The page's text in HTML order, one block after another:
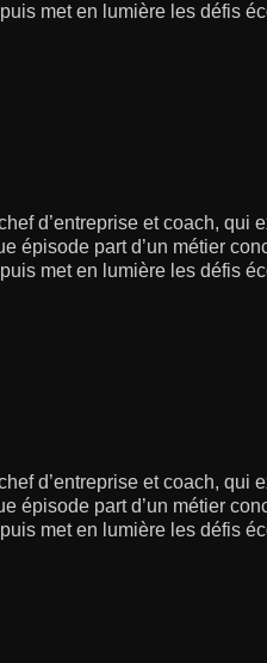
met en lumière les défis
d’entreprise et coach, qui
épisode part d’un métier
met en lumière les défis
d’entreprise et coach, qui
épisode part d’un métier
met en lumière les défis